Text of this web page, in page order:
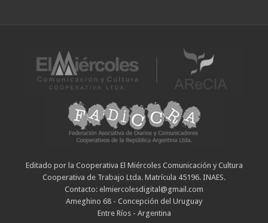
Editado por la Cooperativa El Miércoles Comunicación y Cultura
Cooperativa de Trabajo Ltda. Matrícula 45196. INAES.
Contacto: elmiercolesdigital@gmail.com
Ameghino 68 - Concepción del Uruguay
Entre Ríos - Argentina